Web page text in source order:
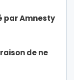
par Amnesty
de ne